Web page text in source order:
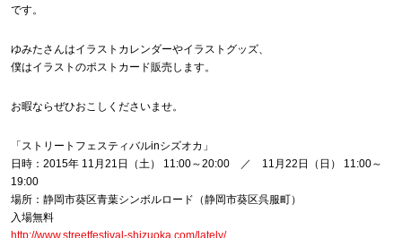
です。
ゆみたさんはイラストカレンダーやイラストグッズ、
僕はイラストのポストカード販売します。
お暇ならぜひおこしくださいませ。
「ストリートフェスティバルinシズオカ」
日時：2015年 11月21日（土） 11:00～20:00 ／ 11月22日（日） 11:00～
19:00
場所：静岡市葵区青葉シンボルロード（静岡市葵区呉服町）
入場無料
http://www.streetfestival-shizuoka.com/lately/